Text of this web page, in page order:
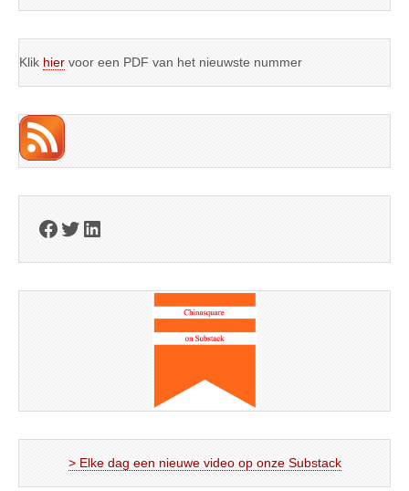
Klik hier voor een PDF van het nieuwste nummer
Facebook
Twitter
LinkedIn
> Elke dag een nieuwe video op onze Substack